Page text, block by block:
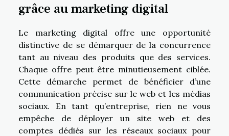
grâce au marketing digital
Le marketing digital offre une opportunité
distinctive de se démarquer de la concurrence
tant au niveau des produits que des services.
Chaque offre peut être minutieusement ciblée.
Cette démarche permet de bénéficier d’une
communication précise sur le web et les médias
sociaux. En tant qu’entreprise, rien ne vous
empêche de déployer un site web et des
comptes dédiés sur les réseaux sociaux pour